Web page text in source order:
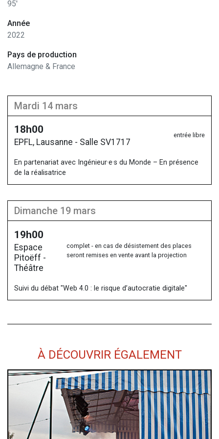
95'
Année
2022
Pays de production
Allemagne & France
mardi 14 mars
18h00
EPFL, Lausanne - Salle SV1717
entrée libre
En partenariat avec Ingénieur·e·s du Monde – En présence
de la réalisatrice
dimanche 19 mars
19h00
Espace
Pitoëff -
Théâtre
complet - en cas de désistement des places
seront remises en vente avant la projection
Suivi du débat "Web 4.0 : le risque d’autocratie digitale"
À DÉCOUVRIR ÉGALEMENT